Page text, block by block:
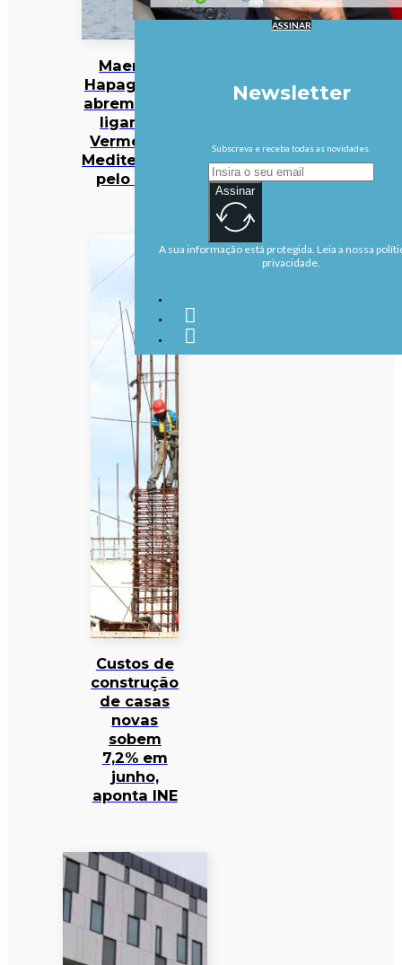
Maersk e
Hapag-Lloyd
abrem rota a
ligar Mar
Vermelho a
Mediterrâneo
pelo Suez
Custos de
construção
de casas
novas
sobem
7,2% em
junho,
aponta INE
ASSINAR
Newsletter
Subscreva e receba todas as novidades.
Assinar
A sua informação está protegida. Leia a nossa
privacidade.